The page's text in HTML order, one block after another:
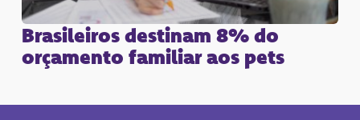
Brasileiros destinam 8% do
orçamento familiar aos pets